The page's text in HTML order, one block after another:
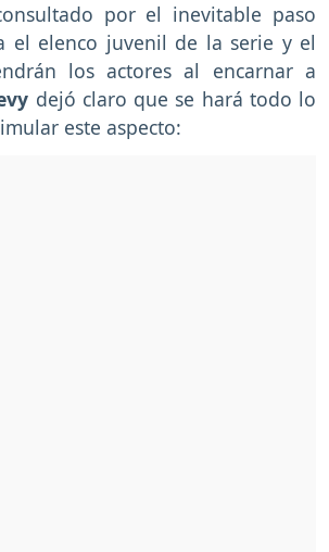
por el inevitable paso
el elenco juvenil de la serie y el
los actores al encarnar a
dejó claro que se hará todo lo
este aspecto: